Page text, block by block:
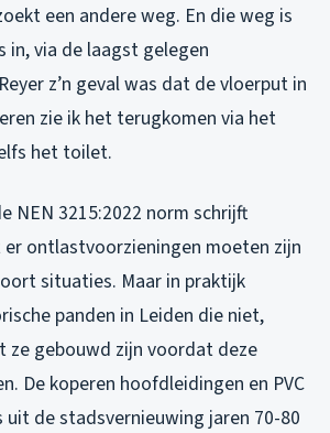
een andere weg. En die weg is
in, via de laagst gelegen
z’n geval was dat de vloerput in
zie ik het terugkomen via het
het toilet.
NEN 3215:2022 norm schrijft
ontlastvoorzieningen moeten zijn
situaties. Maar in praktijk
panden in Leiden die niet,
ze gebouwd zijn voordat deze
De koperen hoofdleidingen en PVC
de stadsvernieuwing jaren 70-80